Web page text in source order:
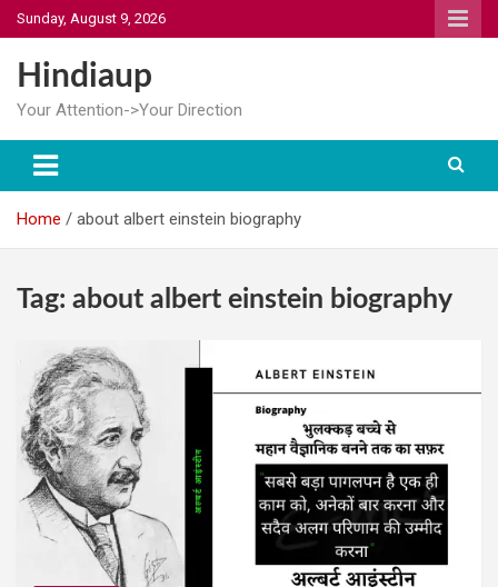
Skip
to
content
Sunday, August 9, 2026
Hindiaup
Your Attention->Your Direction
Home about albert einstein biography
Tag: about albert einstein biography